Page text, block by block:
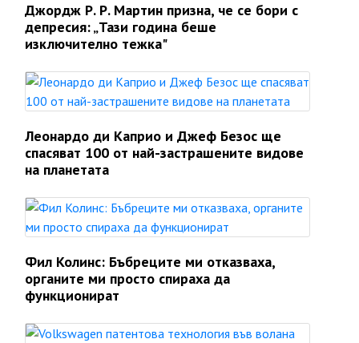
Джордж Р. Р. Мартин призна, че се бори с
депресия: „Тази година беше
изключително тежка"
Леонардо ди Каприо и Джеф Безос ще
спасяват 100 от най-застрашените видове
на планетата
Фил Колинс: Бъбреците ми отказваха,
органите ми просто спираха да
функционират